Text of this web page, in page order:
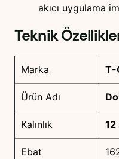
akıcı uygulama
Teknik
Marka T-
Ürün Adı
Kalınlık 12
Ebat